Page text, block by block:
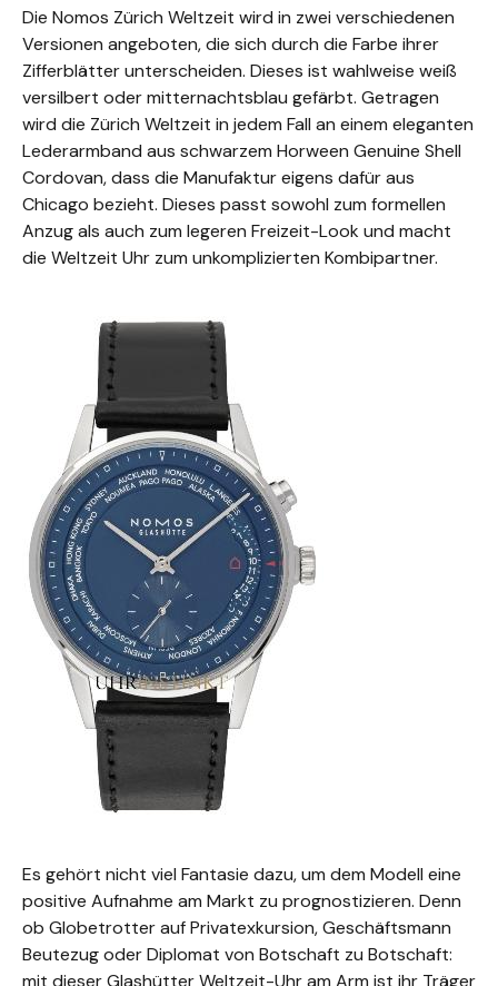
Die Nomos Zürich Weltzeit wird in zwei verschiedenen
Versionen angeboten, die sich durch die Farbe ihrer
Zifferblätter unterscheiden. Dieses ist wahlweise weiß
versilbert oder mitternachtsblau gefärbt. Getragen
wird die Zürich Weltzeit in jedem Fall an einem eleganten
Lederarmband aus schwarzem Horween Genuine Shell
Cordovan, dass die Manufaktur eigens dafür aus
Chicago bezieht. Dieses passt sowohl zum formellen
Anzug als auch zum legeren Freizeit-Look und macht
die Weltzeit Uhr zum unkomplizierten Kombipartner.
Es gehört nicht viel Fantasie dazu, um dem Modell eine
positive Aufnahme am Markt zu prognostizieren. Denn
ob Globetrotter auf Privatexkursion, Geschäftsmann
Beutezug oder Diplomat von Botschaft zu Botschaft: